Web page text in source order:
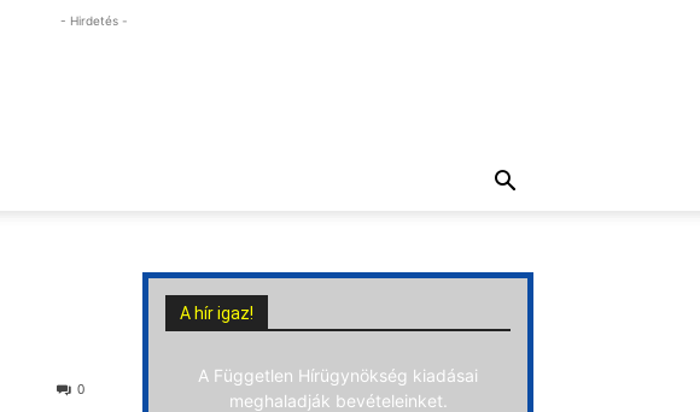
- Hirdetés -
0
A hír igaz!
A Független Hírügynökség kiadásai
meghaladják bevételeinket.